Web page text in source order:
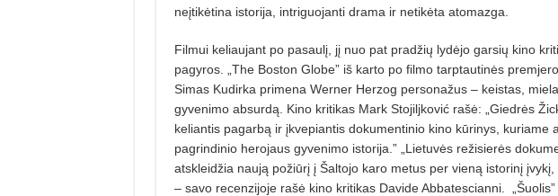
neįtikėtina istorija, intriguojanti drama ir netikėta atomazga.
Filmui keliaujant po pasaulį, jį nuo pat pradžių lydėjo garsių kino
pagyros. „The Boston Globe” iš karto po filmo tarptautinės
Simas Kudirka primena Werner Herzog personažus – keistas,
gyvenimo absurdą. Kino kritikas Mark Stojiljković rašė: „Giedrės
keliantis pagarbą ir įkvepiantis dokumentinio kino kūrinys, kuriame
pagrindinio herojaus gyvenimo istorija.” „Lietuvės režisierės
atskleidžia naują požiūrį į Šaltojo karo metus per vieną istorinį
– savo recenzijoje rašė ki­no kritikas Davide Abbatescianni.